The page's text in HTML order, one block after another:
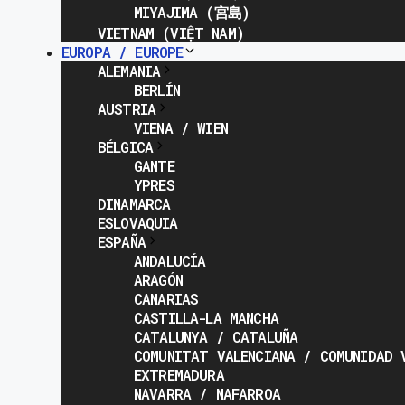
MIYAJIMA (宮島)
VIETNAM (VIỆT NAM)
EUROPA / EUROPE
ALEMANIA
BERLÍN
AUSTRIA
VIENA / WIEN
BÉLGICA
GANTE
YPRES
DINAMARCA
ESLOVAQUIA
ESPAÑA
ANDALUCÍA
ARAGÓN
CANARIAS
CASTILLA-LA MANCHA
CATALUNYA / CATALUÑA
COMUNITAT VALENCIANA / COMUNIDAD
EXTREMADURA
NAVARRA / NAFARROA